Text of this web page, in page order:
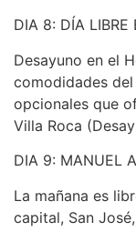
DIA 8: DÍA
Desayuno en el
comodidades
opcionales que
Villa Roca
DIA 9: MANUEL
La mañana es
capital, San